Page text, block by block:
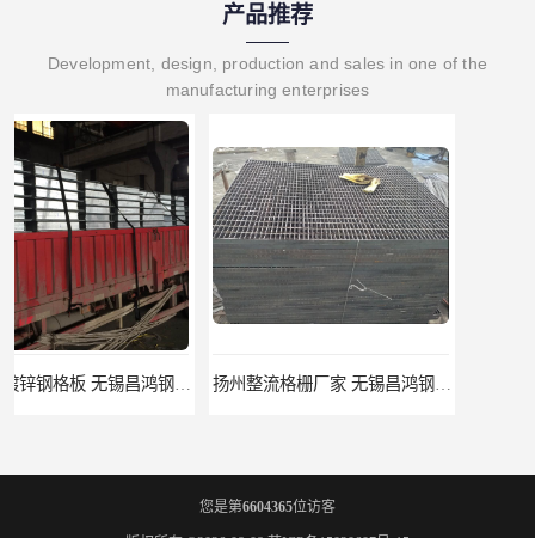
产品推荐
Development, design, production and sales in one of the
manufacturing enterprises
扬州整流格栅厂家 无锡昌鸿钢格板有限公司
您是第6604365位访客